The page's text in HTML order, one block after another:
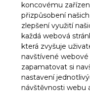
koncovému
přizpůsobení
zlepšení využití
každá webová
která zvyšuje
navštívené
zapamatovat si
nastavení
návštěvnosti webu